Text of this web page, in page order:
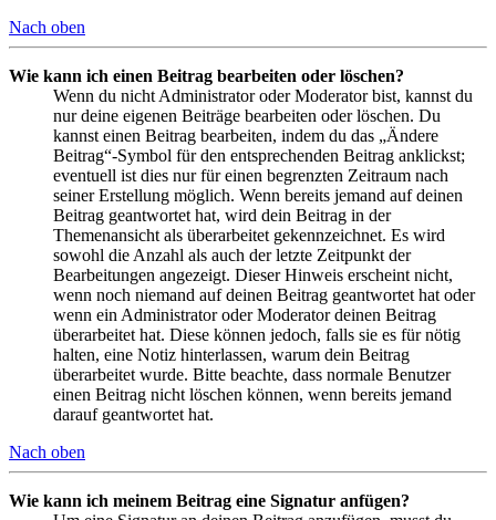
Nach oben
Wie kann ich einen Beitrag bearbeiten oder löschen?
Wenn du nicht Administrator oder Moderator bist, kannst du
nur deine eigenen Beiträge bearbeiten oder löschen. Du
kannst einen Beitrag bearbeiten, indem du das „Ändere
Beitrag“-Symbol für den entsprechenden Beitrag anklickst;
eventuell ist dies nur für einen begrenzten Zeitraum nach
seiner Erstellung möglich. Wenn bereits jemand auf deinen
Beitrag geantwortet hat, wird dein Beitrag in der
Themenansicht als überarbeitet gekennzeichnet. Es wird
sowohl die Anzahl als auch der letzte Zeitpunkt der
Bearbeitungen angezeigt. Dieser Hinweis erscheint nicht,
wenn noch niemand auf deinen Beitrag geantwortet hat oder
wenn ein Administrator oder Moderator deinen Beitrag
überarbeitet hat. Diese können jedoch, falls sie es für nötig
halten, eine Notiz hinterlassen, warum dein Beitrag
überarbeitet wurde. Bitte beachte, dass normale Benutzer
einen Beitrag nicht löschen können, wenn bereits jemand
darauf geantwortet hat.
Nach oben
Wie kann ich meinem Beitrag eine Signatur anfügen?